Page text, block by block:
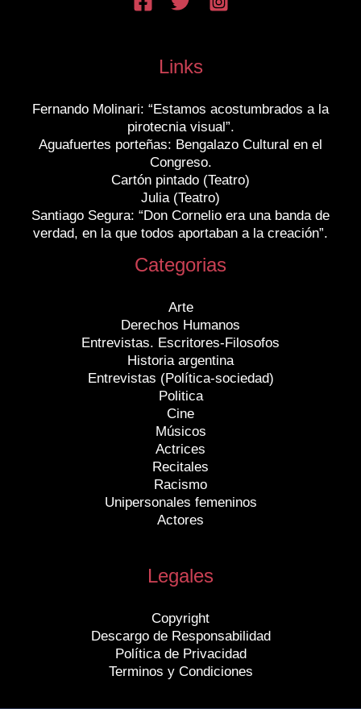
Links
Fernando Molinari: “Estamos acostumbrados a la
pirotecnia visual”.
Aguafuertes porteñas: Bengalazo Cultural en el
Congreso.
Cartón pintado (Teatro)
Julia (Teatro)
Santiago Segura: “Don Cornelio era una banda de
verdad, en la que todos aportaban a la creación”.
Categorias
Arte
Derechos Humanos
Entrevistas. Escritores-Filosofos
Historia argentina
Entrevistas (Política-sociedad)
Politica
Cine
Músicos
Actrices
Recitales
Racismo
Unipersonales femeninos
Actores
Legales
Copyright
Descargo de Responsabilidad
Política de Privacidad
Terminos y Condiciones